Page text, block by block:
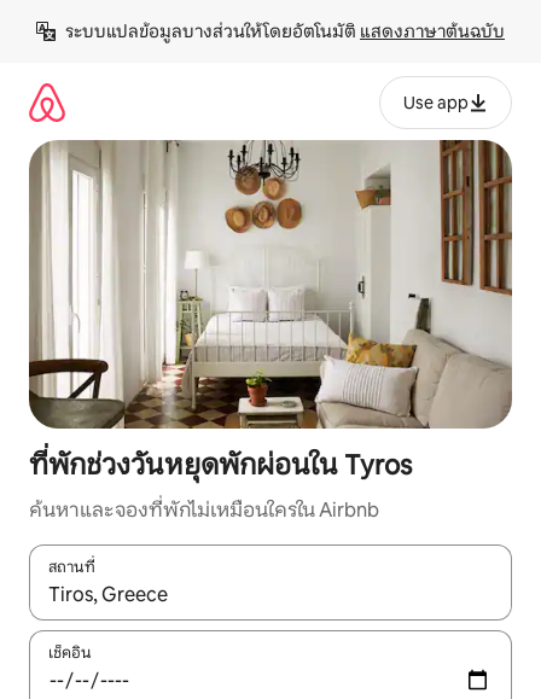
เนื้อหา
ระบบแปลข้อมูลบางส่วนให้โดยอัตโนมัติ แสดงภาษาต้นฉบับ
Use app
ที่พักช่วงวันหยุดพักผ่อนใน Tyros
ค้นหาและจองที่พักไม่เหมือนใครใน Airbnb
สถานที่
ใช้ลูกศรขึ้นลง หรือใช้การสัมผัสหรือปัด เพื่อสำรวจผลการค้นหา
เช็คอิน